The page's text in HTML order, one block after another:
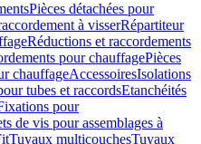
Pièces détachées pour
à visserRépartiteur
Réductions et raccordements
pour chauffagePièces
chauffageAccessoiresIsolations
tubes et raccordsEtanchéités
pour
de vis pour assemblages à
Tuyaux multicouchesTuyaux